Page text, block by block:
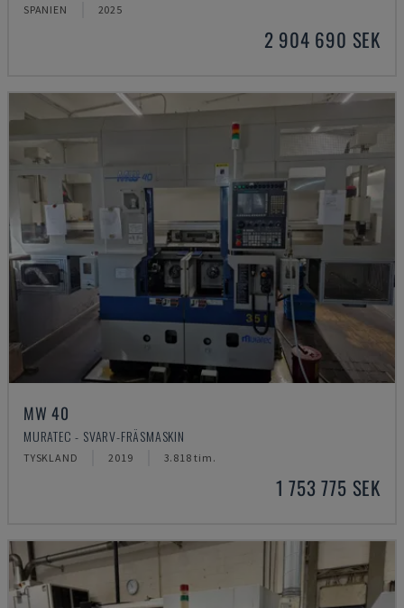
SPANIEN 2025
2 904 690 SEK
MW 40
MURATEC - SVARV-FRÄSMASKIN
TYSKLAND 2019 3.818 tim.
1 753 775 SEK